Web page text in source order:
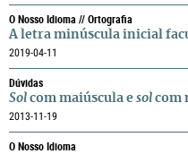
O Nosso Idioma // Ortografia
A letra minúscula inicial
2019-04-11
Dúvidas
Sol com maiúscula e sol com
2013-11-19
O Nosso Idioma